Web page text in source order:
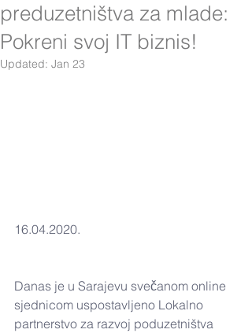
preduzetništva za mlade:
Pokreni svoj IT biznis!
Updated: Jan 23
16.04.2020.
Danas je u Sarajevu svečanom online
sjednicom uspostavljeno Lokalno
partnerstvo za razvoj poduzetništva